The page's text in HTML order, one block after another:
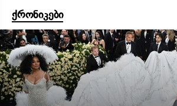
ქრონიკები